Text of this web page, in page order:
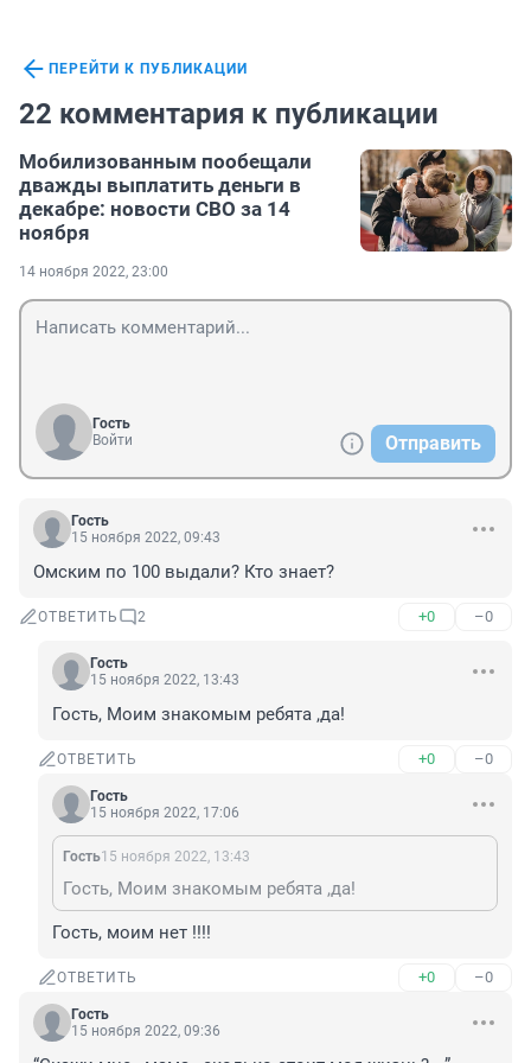
ПЕРЕЙТИ К ПУБЛИКАЦИИ
22 комментария к публикации
Мобилизованным пообещали
дважды выплатить деньги в
декабре: новости СВО за 14
ноября
14 ноября 2022, 23:00
Гость
Войти
Отправить
Гость
15 ноября 2022, 09:43
Омским по 100 выдали? Кто знает?
ОТВЕТИТЬ 2 +0 –0
Гость
15 ноября 2022, 13:43
Гость, Моим знакомым ребята ,да!
ОТВЕТИТЬ +0 –0
Гость
15 ноября 2022, 17:06
Гость15 ноября 2022, 13:43
Гость, Моим знакомым ребята ,да!
Гость, моим нет !!!!
ОТВЕТИТЬ +0 –0
Гость
15 ноября 2022, 09:36